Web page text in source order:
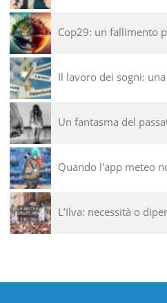
Cop29: un fallimento
Il lavoro dei sogni:
Un fantasma del
Quando l'app meteo
L’Ilva: necessità o